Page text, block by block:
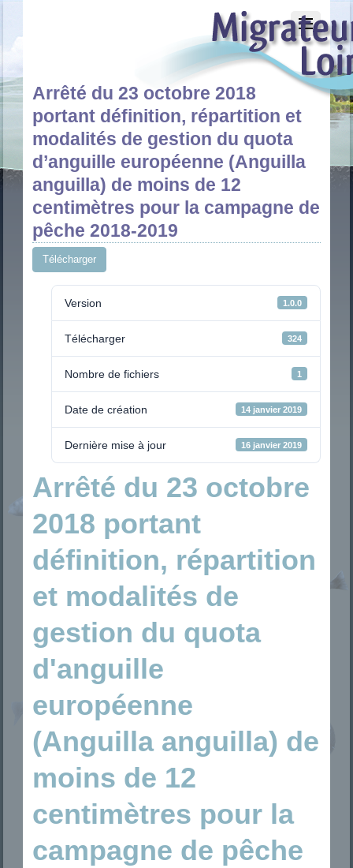
Arrêté du 23 octobre 2018
portant définition, répartition et
modalités de gestion du quota
d’anguille européenne (Anguilla
anguilla) de moins de 12
centimètres pour la campagne de
pêche 2018-2019
Télécharger
Version 1.0.0
Télécharger 324
Nombre de fichiers 1
Date de création 14 janvier 2019
Dernière mise à jour 16 janvier 2019
Arrêté du 23 octobre
2018 portant
définition, répartition
et modalités de
gestion du quota
d'anguille
européenne
(Anguilla anguilla) de
moins de 12
centimètres pour la
campagne de pêche